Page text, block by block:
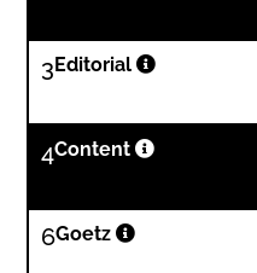
3 Editorial
4Content
6Goetz